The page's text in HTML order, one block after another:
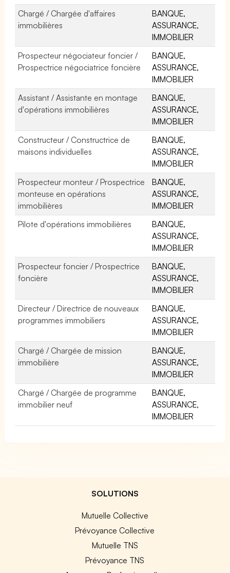
Chargé / Chargée d'affaires
immobilières
BANQUE,
ASSURANCE,
IMMOBILIER
Prospecteur négociateur foncier /
Prospectrice négociatrice foncière
BANQUE,
ASSURANCE,
IMMOBILIER
Assistant / Assistante en montage
d'opérations immobilières
BANQUE,
ASSURANCE,
IMMOBILIER
Constructeur / Constructrice de
maisons individuelles
BANQUE,
ASSURANCE,
IMMOBILIER
Prospecteur monteur / Prospectrice
monteuse en opérations
immobilières
BANQUE,
ASSURANCE,
IMMOBILIER
Pilote d'opérations immobilières
BANQUE,
ASSURANCE,
IMMOBILIER
Prospecteur foncier / Prospectrice
foncière
BANQUE,
ASSURANCE,
IMMOBILIER
Directeur / Directrice de nouveaux
programmes immobiliers
BANQUE,
ASSURANCE,
IMMOBILIER
Chargé / Chargée de mission
immobilière
BANQUE,
ASSURANCE,
IMMOBILIER
Chargé / Chargée de programme
immobilier neuf
BANQUE,
ASSURANCE,
IMMOBILIER
SOLUTIONS
Mutuelle Collective
Prévoyance Collective
Mutuelle TNS
Prévoyance TNS